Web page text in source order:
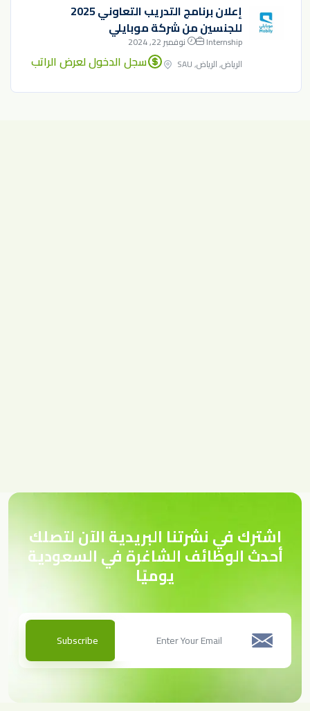
إعلان برنامج التدريب التعاوني 2025
للجنسين من شركة موبايلي
Internship
نوفمبر 22, 2024
الرياض, الرياض, SAU
سجل الدخول لعرض الراتب
اشترك في نشرتنا البريدية الآن لتصلك
أحدث الوظائف الشاغرة في السعودية
يوميًا
Subscribe